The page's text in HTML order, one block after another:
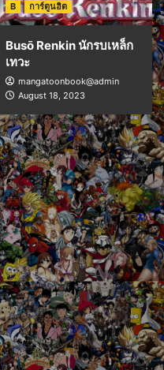
B การ์ตูนฮิต
Busō Renkin นักรบเหล็ก
เทวะ
mangatoonbook@admin
August 18, 2023